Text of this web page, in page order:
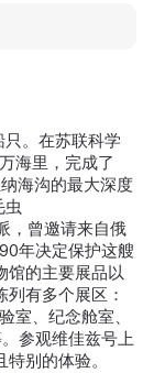
。在苏联科学
海里，完成了
海沟的最大深度
虫
，曾邀请来自俄
年决定保护这艘
馆的主要展品以
有多个展区：
室、纪念舱室、
参观维佳兹号上
别的体验。